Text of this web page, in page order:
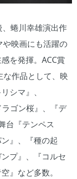
蜷川幸雄演出作
映画にも活躍の
を発揮。ACC賞
作品として、映
シマ』、
ラゴン桜』、『デ
台『テンペス
』、『種の起
プ』、『コルセ
』など多数。